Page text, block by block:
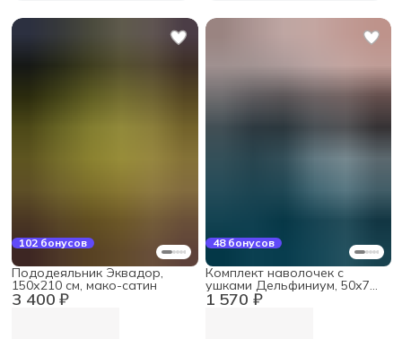
102 бонусов
3 400 ₽
Пододеяльник Эквадор,
150х210 см, мако-сатин
48 бонусов
1 570 ₽
Комплект наволочек с
ушками Дельфиниум, 50х70
(2 шт), мако-сатин